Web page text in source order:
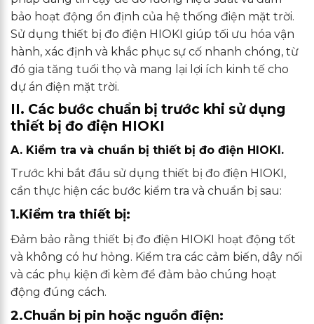
bảo hoạt động ổn định của hệ thống điện mặt trời.
Sử dụng thiết bị đo điện HIOKI giúp tối ưu hóa vận
hành, xác định và khắc phục sự cố nhanh chóng, từ
đó gia tăng tuổi thọ và mang lại lợi ích kinh tế cho
dự án điện mặt trời.
II. Các bước chuẩn bị trước khi sử dụng
thiết bị đo điện HIOKI
A. Kiểm tra và chuẩn bị thiết bị đo điện HIOKI.
Trước khi bắt đầu sử dụng thiết bị đo điện HIOKI,
cần thực hiện các bước kiểm tra và chuẩn bị sau:
1.Kiểm tra thiết bị:
Đảm bảo rằng thiết bị đo điện HIOKI hoạt động tốt
và không có hư hỏng. Kiểm tra các cảm biến, dây nối
và các phụ kiện đi kèm để đảm bảo chúng hoạt
động đúng cách.
2.Chuẩn bị pin hoặc nguồn điện: